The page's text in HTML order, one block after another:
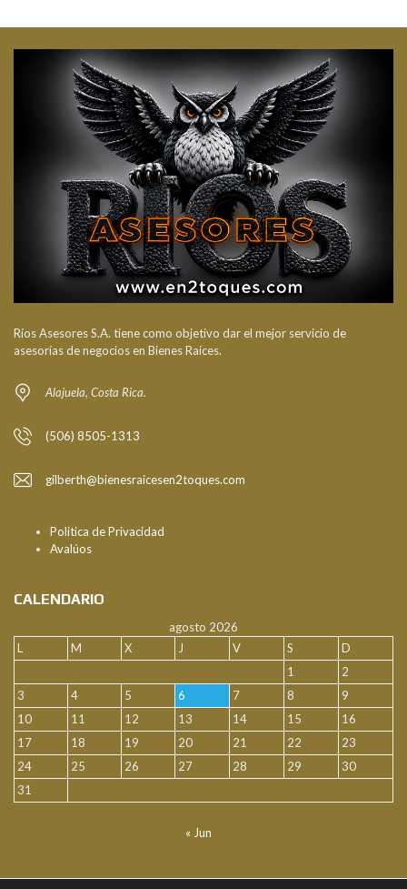
Ríos Asesores S.A. tiene como objetivo dar el mejor servicio de
asesorías de negocios en Bienes Raíces.
Alajuela, Costa Rica.
(506) 8505-1313
gilberth@bienesraicesen2toques.com
Politica de Privacidad
Avalúos
CALENDARIO
agosto 2026
L
M X J V S
D
1
2
3
4 5 6 7 8
9
10
11 12 13 14 15
16
17
18 19 20 21 22
23
24
25 26 27 28 29
30
31
« Jun
FACEBOOK